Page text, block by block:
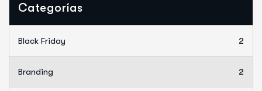
Categorías
Black Friday 2
Branding 2